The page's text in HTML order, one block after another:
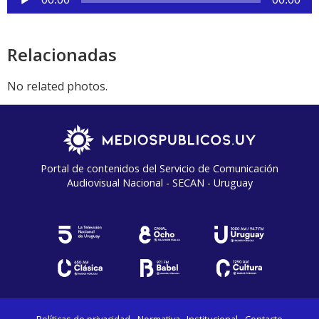
de
Relacionadas
No related photos.
Portal de contenidos del Servicio de Comunicación
Audiovisual Nacional - SECAN - Uruguay